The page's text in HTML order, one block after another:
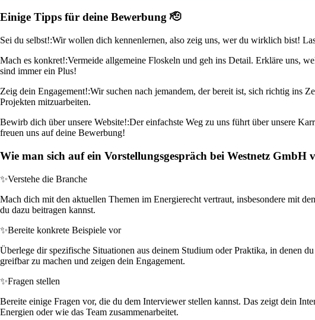
Einige Tipps für deine Bewerbung 🫡
Sei du selbst!:Wir wollen dich kennenlernen, also zeig uns, wer du wirklich bist!
Mach es konkret!:Vermeide allgemeine Floskeln und geh ins Detail. Erkläre uns,
sind immer ein Plus!
Zeig dein Engagement!:Wir suchen nach jemandem, der bereit ist, sich richtig ins
Projekten mitzuarbeiten.
Bewirb dich über unsere Website!:Der einfachste Weg zu uns führt über unsere
freuen uns auf deine Bewerbung!
Wie man sich auf ein Vorstellungsgespräch bei Westnetz GmbH
✨Verstehe die Branche
Mach dich mit den aktuellen Themen im Energierecht vertraut, insbesondere mit
du dazu beitragen kannst.
✨Bereite konkrete Beispiele vor
Überlege dir spezifische Situationen aus deinem Studium oder Praktika, in denen
greifbar zu machen und zeigen dein Engagement.
✨Fragen stellen
Bereite einige Fragen vor, die du dem Interviewer stellen kannst. Das zeigt dein
Energien oder wie das Team zusammenarbeitet.